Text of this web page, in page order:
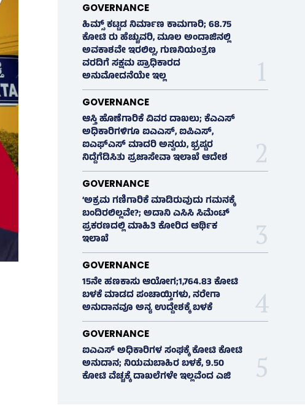
GOVERNANCE
ಹಿಮ್ಸ್‌ ಕಟ್ಟಡ ನಿರ್ಮಾಣ ಕಾಮಗಾರಿ; 68.75
ಕೋಟಿ ರು ಹೆಚ್ಚುವರಿ, ಮೂಲ ಅಂದಾಜಿನಲ್ಲಿ
ಅವಕಾಶವೇ ಇರಲಿಲ್ಲ, ಗುಣನಿಯಂತ್ರಣ
ವರದಿಗೆ ಸಕ್ಷಮ ಪ್ರಾಧಿಕಾರದ
ಅನುಮೋದನೆಯೇ ಇಲ್ಲ
GOVERNANCE
ಆಸ್ತಿ ಹೊಣೆಗಾರಿಕೆ ವಿವರ ದಾಖಲು; ಕೆಎಎಸ್
ಅಧಿಕಾರಿಗಳಿಗೂ ಐಎಎಸ್‌, ಐಪಿಎಸ್‌,
ಐಎಫ್‌ಎಸ್‌ ಮಾದರಿ ಅನ್ವಯ, ಭ್ರಷ್ಟರ
ನಿದ್ದೆಗೆಡಿಸಿತು ಪ್ರಜಾಸೇವಾ ಇಲಾಖೆ ಆದೇಶ
GOVERNANCE
‘ಅಕ್ರಮ ಗಣಿಗಾರಿಕೆ ಮಾಡಿರುವುದು ಗಮನಕ್ಕೆ
ಬಂದಿರಲಿಲ್ಲವೇ?; ಅದಾನಿ ಎಸಿಸಿ ಸಿಮೆಂಟ್
ಪ್ರಕರಣದಲ್ಲಿ ಮಾಹಿತಿ ಕೋರಿದ ಆರ್ಥಿಕ
ಇಲಾಖೆ
GOVERNANCE
15ನೇ ಹಣಕಾಸು ಆಯೋಗ;1,764.83 ಕೋಟಿ
ಬಳಕೆ ಮಾಡದ ಪಂಚಾಯ್ತಿಗಳು, ನರೇಗಾ
ಅನುದಾನವೂ ಅನ್ಯ ಉದ್ದೇಶಕ್ಕೆ ಬಳಕೆ
GOVERNANCE
ಐಎಎಸ್‌ ಅಧಿಕಾರಿಗಳ ಸಂಘಕ್ಕೆ ಕೋಟಿ ಕೋಟಿ
ಅನುದಾನ; ನಿಯಮಬಾಹಿರ ಬಳಕೆ, 9.50
ಕೋಟಿ ವೆಚ್ಚಕ್ಕೆ ದಾಖಲೆಗಳೇ ಇಲ್ಲವೆಂದ ಎಜಿ